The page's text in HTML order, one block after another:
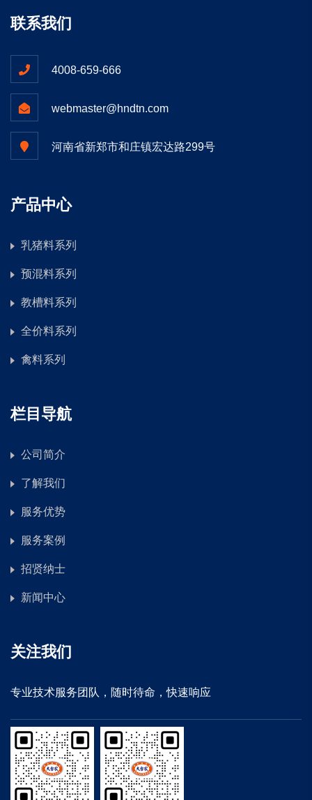
联系我们
4008-659-666
webmaster@hndtn.com
河南省新郑市和庄镇宏达路299号
产品中心
乳猪料系列
预混料系列
教槽料系列
全价料系列
禽料系列
栏目导航
公司简介
了解我们
服务优势
服务案例
招贤纳士
新闻中心
关注我们
专业技术服务团队，随时待命，快速响应